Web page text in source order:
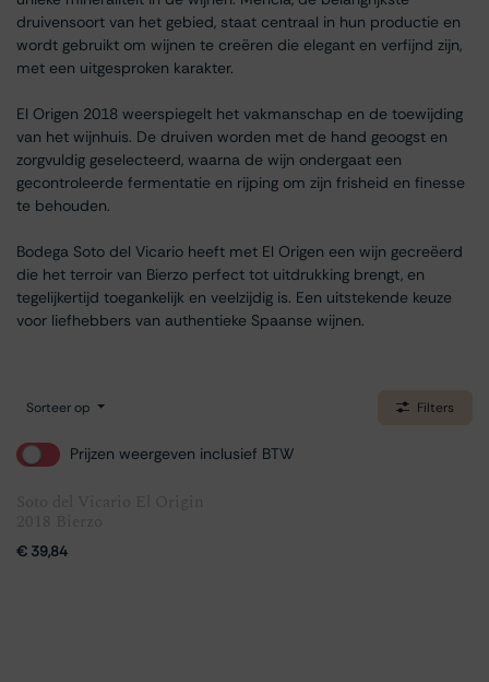
druivensoort van het gebied, staat centraal in hun productie en
wordt gebruikt om wijnen te creëren die elegant en verfijnd zijn,
met een uitgesproken karakter.
El Origen 2018 weerspiegelt het vakmanschap en de toewijding
van het wijnhuis. De druiven worden met de hand geoogst en
zorgvuldig geselecteerd, waarna de wijn ondergaat een
gecontroleerde fermentatie en rijping om zijn frisheid en finesse
te behouden.
Bodega Soto del Vicario heeft met El Origen een wijn gecreëerd
die het terroir van Bierzo perfect tot uitdrukking brengt, en
tegelijkertijd toegankelijk en veelzijdig is. Een uitstekende keuze
voor liefhebbers van authentieke Spaanse wijnen.
Sorteer op Filters
Prijzen weergeven inclusief BTW
€ 39,84